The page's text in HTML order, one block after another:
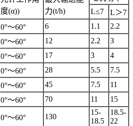
度(α))
力(t/h)
L≤7
L＞7
0°～60° 6 1.1
2.2
0°～60° 12 2.2
3
0°～60° 17 3
4
0°～60° 28 5.5
7.5
0°～60° 45 7.5
11
0°～60° 70 11 15
0°～60° 130
15-
18.5
18.5-
22